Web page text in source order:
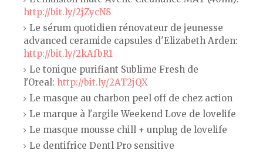
http://bit.ly/2jZycN8
Le sérum quotidien rénovateur de jeunesse
advanced ceramide capsules d'Elizabeth Arden:
http://bit.ly/2kAfbR1
Le tonique purifiant Sublime Fresh de
l'Oreal: http://bit.ly/2AT2jQX
Le masque au charbon peel off de chez action
Le marque à l'argile Weekend Love de lovelife
Le masque mousse chill + unplug de lovelife
Le dentifrice Dentl Pro sensitive